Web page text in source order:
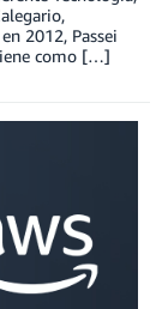
2012, Passei
como […]